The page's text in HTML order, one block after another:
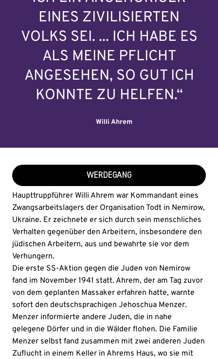
EINES ZIVILISIERTEN
VOLKS SEI. ... ICH HABE ES
ALS MEINE PFLICHT
ANGESEHEN, SO GUT ICH
KONNTE ZU HELFEN.“
Willi Ahrem
WERDEGANG
Haupttruppführer Willi Ahrem war Kommandant eines
Zwangsarbeitslagers der Organisation Todt in Nemirow,
Ukraine. Er zeichnete er sich durch sein menschliches
Verhalten gegenüber den Arbeitern, insbesondere den
jüdischen Arbeitern, aus und bewahrte sie vor dem
Verhungern.
Die erste SS-Aktion gegen die Juden von Nemirow
fand im November 1941 statt. Ahrem, der am Tag zuvor
von dem geplanten Massaker erfahren hatte, warnte
sofort den deutschsprachigen Jehoschua Menzer.
Menzer informierte andere Juden, die in nahe
gelegene Dörfer und in die Wälder flohen. Die Familie
Menzer selbst fand zusammen mit zwei anderen Juden
Zuflucht in einem Keller in Ahrems Haus, wo sie mit